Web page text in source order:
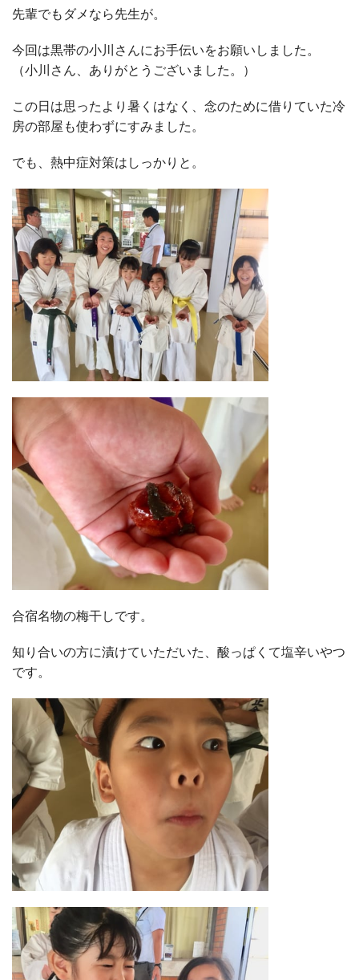
先輩でもダメなら先生が。
今回は黒帯の小川さんにお手伝いをお願いしました。
（小川さん、ありがとうございました。）
この日は思ったより暑くはなく、念のために借りていた冷
房の部屋も使わずにすみました。
でも、熱中症対策はしっかりと。
合宿名物の梅干しです。
知り合いの方に漬けていただいた、酸っぱくて塩辛いやつ
です。